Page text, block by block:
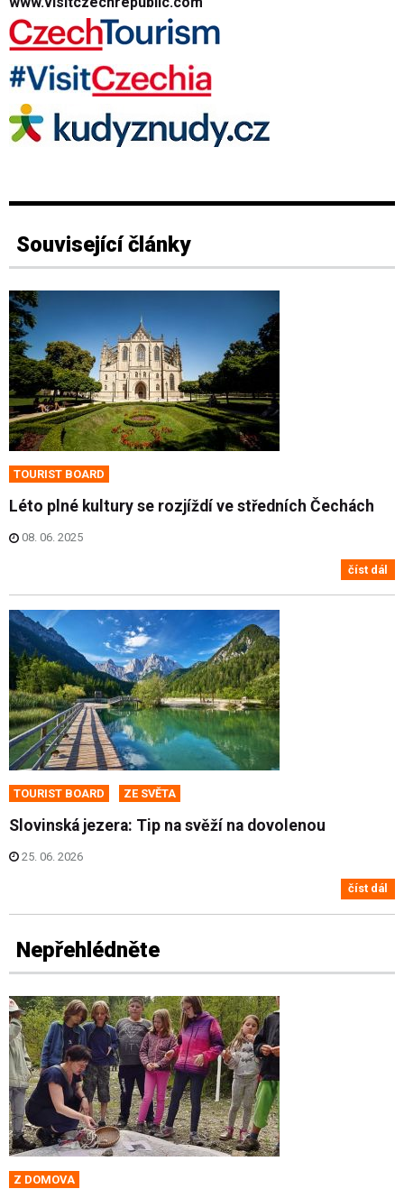
Související články
TOURIST BOARD
Léto plné kultury se rozjíždí ve středních Čechách
08. 06. 2025
číst dál
TOURIST BOARD ZE SVĚTA
Slovinská jezera: Tip na svěží na dovolenou
25. 06. 2026
číst dál
Nepřehlédněte
Z DOMOVA